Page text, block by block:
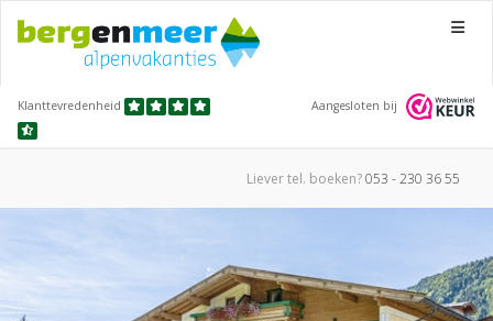
Menu
Klanttevredenheid Aangesloten bij
Liever tel. boeken?053 - 230 36 55